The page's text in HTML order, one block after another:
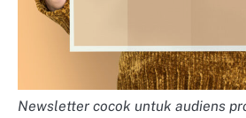
Newsletter cocok untuk audiens